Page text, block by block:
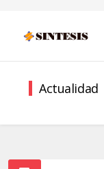
Actualidad